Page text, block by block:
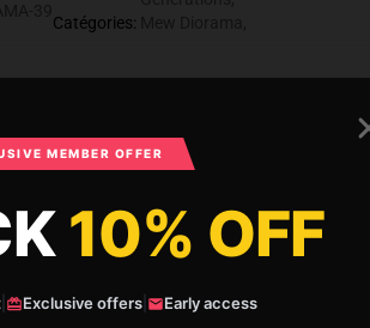
Catégories:
Say
Diorama Cube
MEMBER OFFER
10% OFF
Exclusive offers Early access